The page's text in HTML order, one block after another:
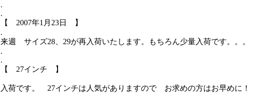
.
.
【 2007年1月23日 】
.
来週 サイズ28、29が再入荷いたします。もちろん少量入荷です。。。
.
.
【 27インチ 】
入荷です。 27インチは人気がありますので お求めの方はお早めに！